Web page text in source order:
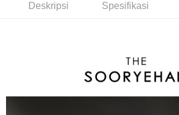
Perkhidmatan AFTEE Beli Sekarang Bayar
Data Peribadi, Pemprosesan, Penggunaan"
(https://aftee.tw/privacypolicy/ ) untuk maklumat
NT$100/pesanan | Penghantaran percuma
NT$150/pesanan | Penghantaran percuma
NT$1,500 atau lebih
Deskripsi Spesifikasi